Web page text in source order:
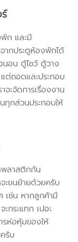
ก และมี
ากประตูห้องพักได้
นอน ตู้โชว์ ตู้วาง
ต่ถอดและประกอบ
จะจัดการเรื่องงาน
ทุกส่วนประกอบให้
พลาสติกกัน
ะขนย้ายด้วยครับ
เช่น หากลูกค้ามี
กระแทก เปอะ
รห่อหุ้มของให้
รับ